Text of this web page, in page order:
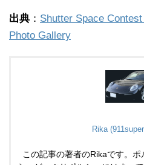
出典 ： Shutter Space
Photo Gallery
Rika
この記事の著者のRikaです。